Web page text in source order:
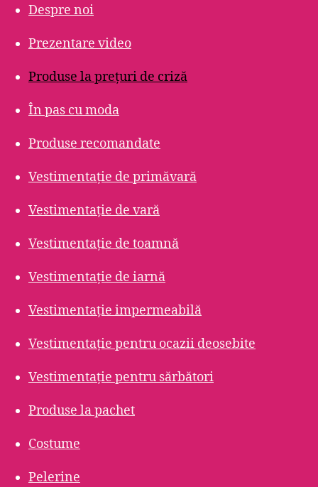
Despre noi
Prezentare video
Produse la prețuri de criză
În pas cu moda
Produse recomandate
Vestimentație de primăvară
Vestimentație de vară
Vestimentație de toamnă
Vestimentație de iarnă
Vestimentație impermeabilă
Vestimentație pentru ocazii deosebite
Vestimentație pentru sărbători
Produse la pachet
Costume
Pelerine